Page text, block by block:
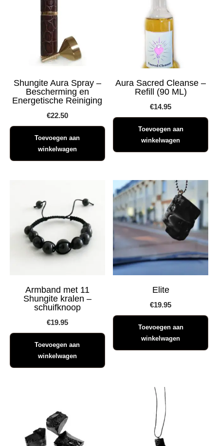
Shungite Aura Spray –
Bescherming en
Energetische Reiniging
€22.50
Toevoegen aan
winkelwagen
Aura Sacred Cleanse –
Refill (90 ML)
€14.95
Toevoegen aan
winkelwagen
Armband met 11
Shungite kralen –
schuifknoop
€19.95
Toevoegen aan
winkelwagen
Elite
€19.95
Toevoegen aan
winkelwagen